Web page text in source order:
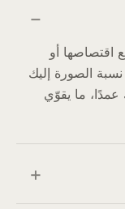
اقتصاصها أو
الصورة إليك
ما يقوّي